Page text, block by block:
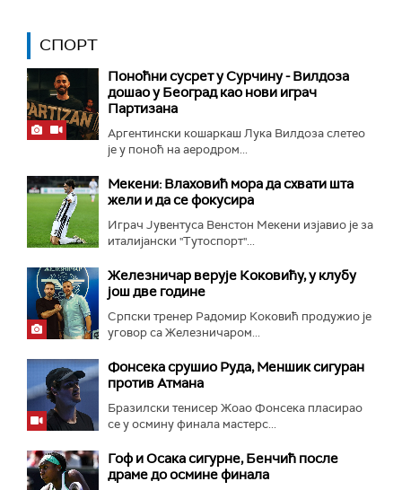
СПОРТ
Поноћни сусрет у Сурчину - Вилдоза
дошао у Београд као нови играч
Партизана
Аргентински кошаркаш Лука Вилдоза слетео
је у поноћ на аеродром...
Мекени: Влаховић мора да схвати шта
жели и да се фокусира
Играч Јувентуса Венстон Мекени изјавио је за
италијански "Тутоспорт"...
Железничар верује Коковићу, у клубу
још две године
Српски тренер Радомир Коковић продужио је
уговор са Железничаром...
Фонсека срушио Руда, Меншик сигуран
против Атмана
Бразилски тенисер Жоао Фонсека пласирао
се у осмину финала мастерс...
Гоф и Осака сигурне, Бенчић после
драме до осмине финала